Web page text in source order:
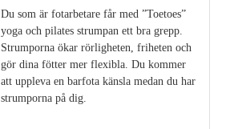
Du som är fotarbetare får med ”Toetoes”
yoga och pilates strumpan ett bra grepp.
Strumporna ökar rörligheten, friheten och
gör dina fötter mer flexibla. Du kommer
att uppleva en barfota känsla medan du har
strumporna på dig.